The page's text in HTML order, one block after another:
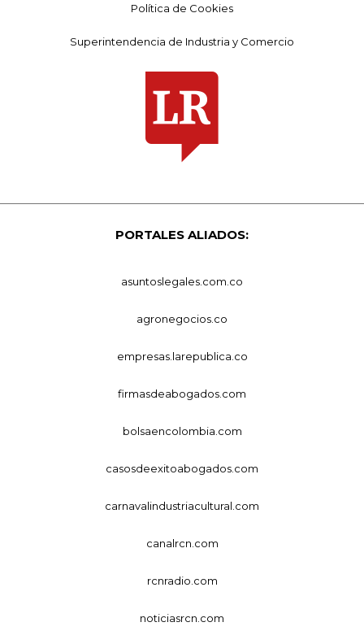
Política de Cookies
Superintendencia de Industria y Comercio
PORTALES ALIADOS:
asuntoslegales.com.co
agronegocios.co
empresas.larepublica.co
firmasdeabogados.com
bolsaencolombia.com
casosdeexitoabogados.com
carnavalindustriacultural.com
canalrcn.com
rcnradio.com
noticiasrcn.com